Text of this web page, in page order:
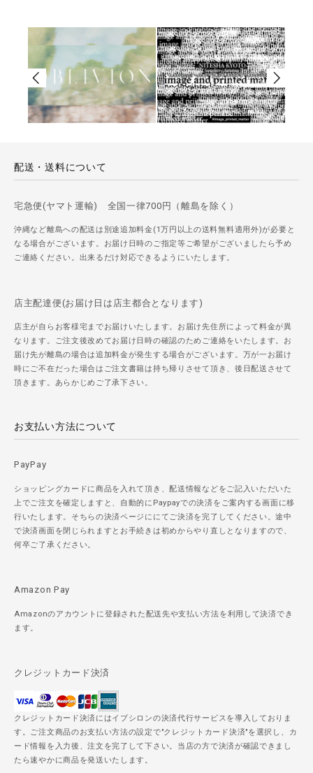
配送・送料について
宅急便(ヤマト運輸) 全国一律700円（離島を除く）
沖縄など離島への配送は別途追加料金(1万円以上の送料無料適用外)が必要と
なる場合がございます。お届け日時のご指定等ご希望がございましたら予め
ご連絡ください。出来るだけ対応できるようにいたします。
店主配達便(お届け日は店主都合となります)
店主が自らお客様宅までお届けいたします。お届け先住所によって料金が異
なります。ご注文後改めてお届け日時の確認のためご連絡をいたします。お
届け先が離島の場合は追加料金が発生する場合がございます。万が一お届け
時にご不在だった場合はご注文書籍は持ち帰りさせて頂き、後日配送させて
頂きます。あらかじめご了承下さい。
お支払い方法について
PayPay
ショッピングカードに商品を入れて頂き、配送情報などをご記入いただいた
上でご注文を確定しますと、自動的にPaypayでの決済をご案内する画面に移
行いたします。そちらの決済ページににてご決済を完了してください。途中
で決済画面を閉じられますとお手続きは初めからやり直しとなりますので、
何卒ご了承ください。
Amazon Pay
Amazonのアカウントに登録された配送先や支払い方法を利用して決済でき
ます。
クレジットカード決済
クレジットカード決済にはイプシロンの決済代行サービスを導入しておりま
す。ご注文商品のお支払い方法の設定で"クレジットカード決済"を選択し、カ
ード情報を入力後、注文を完了して下さい。当店の方で決済が確認できまし
たら速やかに商品を発送いたします。